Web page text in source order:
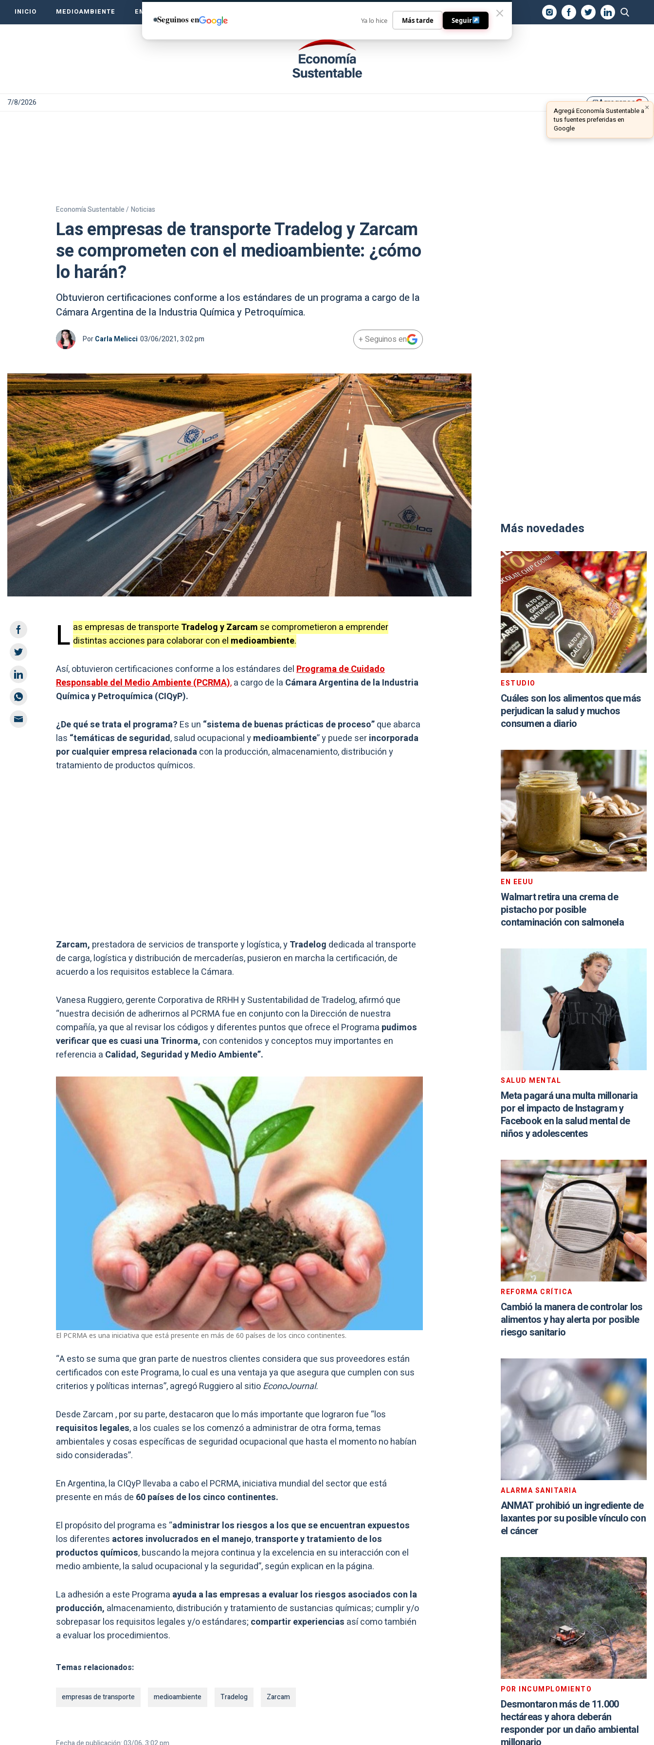
INICIO MEDIOAMBIENTE EMPRENDE VERDE CONTACTO
7/8/2026 library_addAgreganos ×
Agregá Economía Sustentable a
tus fuentes preferidas en
Google
Economía Sustentable / Noticias
Las empresas de transporte Tradelog y Zarcam
se comprometen con el medioambiente: ¿cómo
lo harán?
Obtuvieron certificaciones conforme a los estándares de un programa a cargo de la
Cámara Argentina de la Industria Química y Petroquímica.
PorCarla Melicci 03/06/2021, 3:02 pm + Seguinos en
L as empresas de transporte Tradelog y Zarcam se comprometieron a emprender
distintas acciones para colaborar con el medioambiente.
Así, obtuvieron certificaciones conforme a los estándares delPrograma de Cuidado
Responsable del Medio Ambiente (PCRMA),a cargo de la Cámara Argentina de la Industria
Química y Petroquímica (CIQyP).
¿De qué se trata el programa? Es un “sistema de buenas prácticas de proceso”que abarca
las “temáticas de seguridad, salud ocupacional ymedioambiente” y puede serincorporada
por cualquier empresa relacionadacon la producción, almacenamiento, distribución y
tratamiento de productos químicos.
Zarcam, prestadora de servicios de transporte y logística, yTradelog dedicada al transporte
de carga, logística y distribución de mercaderías, pusieron en marcha la certificación, de
acuerdo a los requisitos establece la Cámara.
Vanesa Ruggiero, gerente Corporativa de RRHH y Sustentabilidad de Tradelog, afirmó que
“nuestra decisión de adherirnos al PCRMA fue en conjunto con la Dirección de nuestra
compañía, ya que al revisar los códigos y diferentes puntos que ofrece el Programa pudimos
verificar que es cuasi una Trinorma, con contenidos y conceptos muy importantes en
referencia a Calidad, Seguridad y Medio Ambiente”.
El PCRMA es una iniciativa que está presente en más de 60 países de los cinco continentes.
“A esto se suma que gran parte de nuestros clientes considera que sus proveedores están
certificados con este Programa, lo cual es una ventaja ya que asegura que cumplen con sus
criterios y políticas internas”, agregó Ruggiero al sitioEconoJournal.
Desde Zarcam , por su parte, destacaron que lo más importante que lograron fue “los
requisitos legales, a los cuales se los comenzó a administrar de otra forma, temas
ambientales y cosas específicas de seguridad ocupacional que hasta el momento no habían
sido consideradas”.
En Argentina, la CIQyP llevaba a cabo el PCRMA, iniciativa mundial del sector que está
presente en más de 60 países de los cinco continentes.
El propósito del programa es “administrar los riesgos a los que se encuentran expuestos
los diferentes actores involucrados en el manejo,transporte y tratamiento de los
productos químicos, buscando la mejora continua y la excelencia en su interacción con el
medio ambiente, la salud ocupacional y la seguridad”, según explican en la página.
La adhesión a este Programa ayuda a las empresas a evaluar los riesgos asociados con la
producción, almacenamiento, distribución y tratamiento de sustancias químicas; cumplir y/o
sobrepasar los requisitos legales y/o estándares; compartir experiencias así como también
a evaluar los procedimientos.
Temas relacionados:
empresas de transporte medioambiente Tradelog Zarcam
Más novedades
ESTUDIO
Cuáles son los alimentos que más
perjudican la salud y muchos
consumen a diario
EN EEUU
Walmart retira una crema de
pistacho por posible
contaminación con salmonela
SALUD MENTAL
Meta pagará una multa millonaria
por el impacto de Instagram y
Facebook en la salud mental de
niños y adolescentes
REFORMA CRÍTICA
Cambió la manera de controlar los
alimentos y hay alerta por posible
riesgo sanitario
ALARMA SANITARIA
ANMAT prohibió un ingrediente de
laxantes por su posible vínculo con
el cáncer
POR INCUMPLOMIENTO
Desmontaron más de 11.000
hectáreas y ahora deberán
responder por un daño ambiental
Seguinos en Ya lo hice Más tarde Seguir